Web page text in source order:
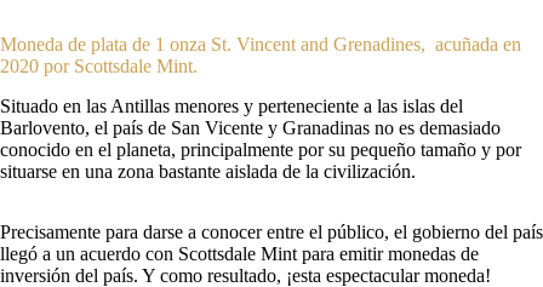
Moneda de plata de 1 onza St. Vincent and Grenadines, acuñada en
2020 por Scottsdale Mint.
Situado en las Antillas menores y perteneciente a las islas del
Barlovento, el país de San Vicente y Granadinas no es demasiado
conocido en el planeta, principalmente por su pequeño tamaño y por
situarse en una zona bastante aislada de la civilización.
Precisamente para darse a conocer entre el público, el gobierno del país
llegó a un acuerdo con Scottsdale Mint para emitir monedas de
inversión del país. Y como resultado, ¡esta espectacular moneda!